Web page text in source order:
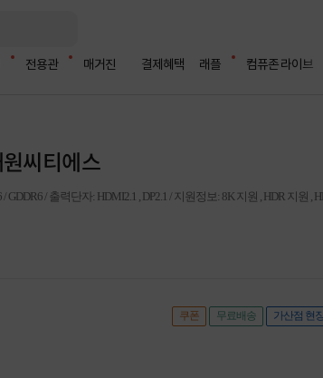
전용관 매거진 결제혜택 래플 컴퓨존 라이브
씨티에스
/ 출력단자: HDMI2.1 , DP2.1 / 지원정보: 8K 지원 , HDR 지원 ,
쿠폰 무료배송 가산점 현